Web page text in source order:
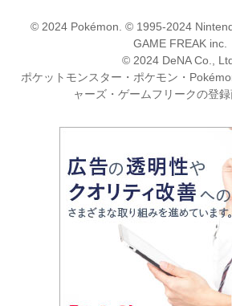
© 2024 Pokémon. © 1995-2024
GAME FREAK inc.
© 2024 DeNA Co.,
ポケットモンスター・ポケモン・
ャーズ・ゲームフリークの登録